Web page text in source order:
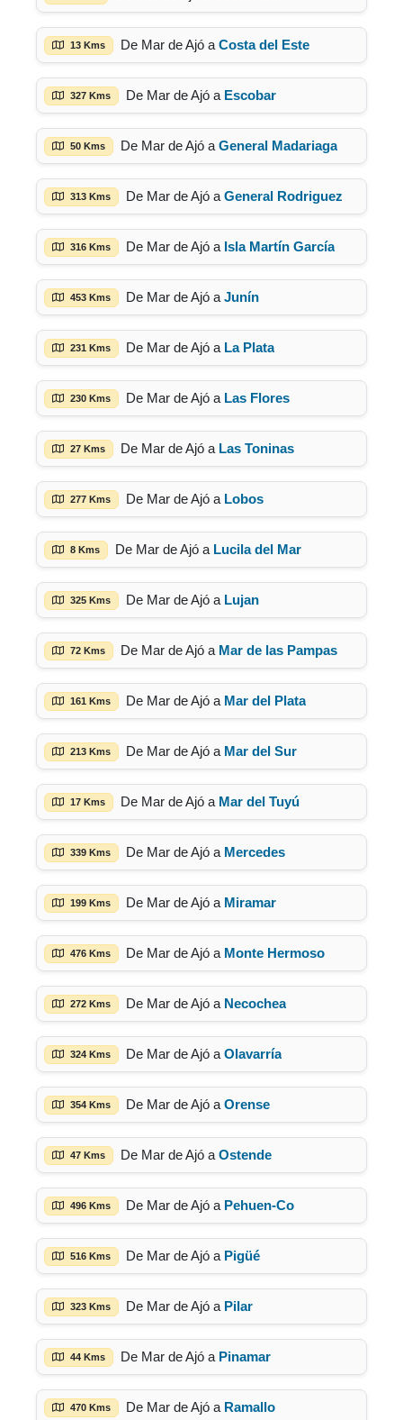
13 Kms De Mar de Ajó a Costa del Este
327 Kms De Mar de Ajó a Escobar
50 Kms De Mar de Ajó a General Madariaga
313 Kms De Mar de Ajó a General Rodriguez
316 Kms De Mar de Ajó a Isla Martín García
453 Kms De Mar de Ajó a Junín
231 Kms De Mar de Ajó a La Plata
230 Kms De Mar de Ajó a Las Flores
27 Kms De Mar de Ajó a Las Toninas
277 Kms De Mar de Ajó a Lobos
8 Kms De Mar de Ajó a Lucila del Mar
325 Kms De Mar de Ajó a Lujan
72 Kms De Mar de Ajó a Mar de las Pampas
161 Kms De Mar de Ajó a Mar del Plata
213 Kms De Mar de Ajó a Mar del Sur
17 Kms De Mar de Ajó a Mar del Tuyú
339 Kms De Mar de Ajó a Mercedes
199 Kms De Mar de Ajó a Miramar
476 Kms De Mar de Ajó a Monte Hermoso
272 Kms De Mar de Ajó a Necochea
324 Kms De Mar de Ajó a Olavarría
354 Kms De Mar de Ajó a Orense
47 Kms De Mar de Ajó a Ostende
496 Kms De Mar de Ajó a Pehuen-Co
516 Kms De Mar de Ajó a Pigüé
323 Kms De Mar de Ajó a Pilar
44 Kms De Mar de Ajó a Pinamar
470 Kms De Mar de Ajó a Ramallo